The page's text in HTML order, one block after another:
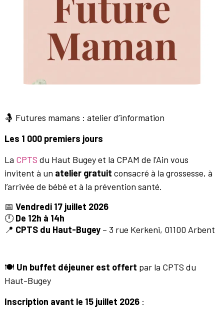
🤱 Futures mamans : atelier d’information
Les 1 000 premiers jours
La CPTS du Haut Bugey et la CPAM de l’Ain vous
invitent à un atelier gratuit consacré à la grossesse, à
l’arrivée de bébé et à la prévention santé.
📅 Vendredi 17 juillet 2026
🕛De 12h à 14h
📍 CPTS du Haut-Bugey– 3 rue Kerkeni, 01100 Arbent
🍽️ Un buffet déjeuner est offert par la CPTS du
Haut-Bugey
Inscription avant le 15 juillet 2026: